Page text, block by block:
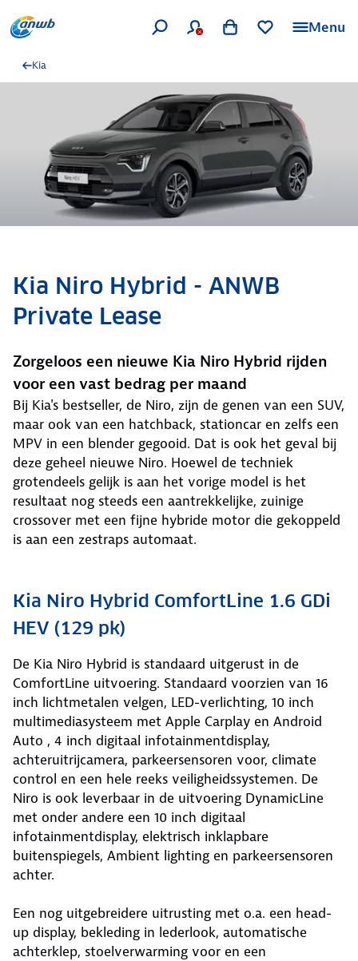
Menu
Kia
Kia Niro Hybrid - ANWB
Private Lease
Zorgeloos een nieuwe Kia Niro Hybrid rijden
voor een vast bedrag per maand
Bij Kia's bestseller, de Niro, zijn de genen van een SUV,
maar ook van een hatchback, stationcar en zelfs een
MPV in een blender gegooid. Dat is ook het geval bij
deze geheel nieuwe Niro. Hoewel de techniek
grotendeels gelijk is aan het vorige model is het
resultaat nog steeds een aantrekkelijke, zuinige
crossover met een fijne hybride motor die gekoppeld
is aan een zestraps automaat.
Kia Niro Hybrid ComfortLine 1.6 GDi
HEV (129 pk)
De Kia Niro Hybrid is standaard uitgerust in de
ComfortLine uitvoering. Standaard voorzien van 16
inch lichtmetalen velgen, LED-verlichting, 10 inch
multimediasysteem met Apple Carplay en Android
Auto , 4 inch digitaal infotainmentdisplay,
achteruitrijcamera, parkeersensoren voor, climate
control en een hele reeks veiligheidssystemen. De
Niro is ook leverbaar in de uitvoering DynamicLine
met onder andere een 10 inch digitaal
infotainmentdisplay, elektrisch inklapbare
buitenspiegels, Ambient lighting en parkeersensoren
achter.
Een nog uitgebreidere uitrusting met o.a. een head-
up display, bekleding in lederlook, automatische
achterklep, stoelverwarming voor en een